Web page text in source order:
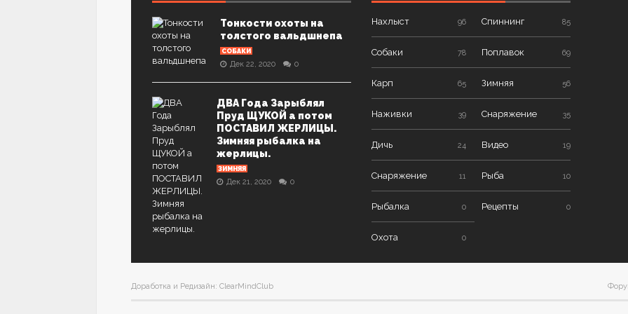
Тонкости охоты на
толстого вальдшнепа
СОБАКИ
Дек 22, 2020 0
ДВА Года Зарыблял
Пруд ЩУКОЙ а потом
ПОСТАВИЛ ЖЕРЛИЦЫ.
Зимняя рыбалка на
жерлицы.
ЗИМНЯЯ
Дек 21, 2020 0
Нахлыст 96 Спиннинг 85
Собаки 78 Поплавок 69
Карп 65 Зимняя 56
Наживки 39 Снаряжение 35
Дичь 24 Видео 19
Снаряжение 11 Рыба 10
Рыбалка 0 Рецепты 0
Охота 0
Доработка и Редизайн: ClearMindClub